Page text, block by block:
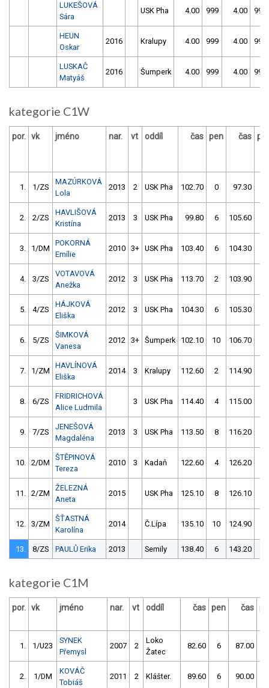
LUKEŠOVÁ
Sára
USK Pha 4.00 999 4.00 999
HEUN
Oskar
2016 Kralupy 4.00 999 4.00 999
LUSKAČ
Matyáš
2016 Šumperk 4.00 999 4.00 999
kategorie C1W
por. vk jméno nar. vt oddíl čas pen čas
1. 1/ZS
MAZÚRKOVÁ
Lola
2013 2 USK Pha 102.70 0 97.30
2. 2/ZS
HAVLIŠOVÁ
Kristína
2013 3 USK Pha 99.80 6 105.60
3. 1/DM
POKORNÁ
Emílie
2010 3+ USK Pha 103.40 6 104.30
4. 3/ZS
VOTAVOVÁ
Anežka
2012 3 USK Pha 113.70 2 103.90
5. 4/ZS
HÁJKOVÁ
Eliška
2012 3 USK Pha 104.30 6 105.30
6. 5/ZS
ŠIMKOVÁ
Vanesa
2012 3+ Šumperk 102.10 10 106.70
7. 1/ZM
HAVLÍNOVÁ
Eliška
2014 3 Kralupy 112.60 2 114.90
8. 6/ZS
FRIDRICHOVÁ
Alice Ludmila
3 USK Pha 114.40 4 115.00
9. 7/ZS
JENEŠOVÁ
Magdaléna
2013 3 USK Pha 113.50 8 116.20
10. 2/DM
ŠTĚPINOVÁ
Tereza
2010 3 Kadaň 122.60 4 126.20
11. 2/ZM
ŽELEZNÁ
Aneta
2015 USK Pha 125.10 8 126.10
12. 3/ZM
ŠŤASTNÁ
Karolína
2014 Č.Lípa 135.10 10 124.90
13. 8/ZS PAULŮ Erika 2013 Semily 138.40 6 143.20
kategorie C1M
por. vk jméno nar. vt oddíl čas pen čas
1. 1/U23
SYNEK
Přemysl
2007 2
Loko
Žatec
82.60 6 87.00
2. 1/DM
KOVÁČ
Tobiáš
2011 2 Klášter. 89.60 6 90.00